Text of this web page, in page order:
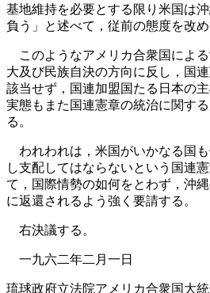
基地維持を必要とする限り米国は
負う」と述べて，従前の態度を改め
このようなアメリカ合衆国によ
大及び民族自決の方向に反し，国
該当せず，国連加盟国たる日本の
実態もまた国連憲章の統治に関す
る。
われわれは，米国がいかなる国
し支配してはならないという国連
て，国際情勢の如何をとわず，沖
に返還されるよう強く要請する。
右決議する。
一九六二年二月一日
琉球政府立法院アメリカ合衆国大